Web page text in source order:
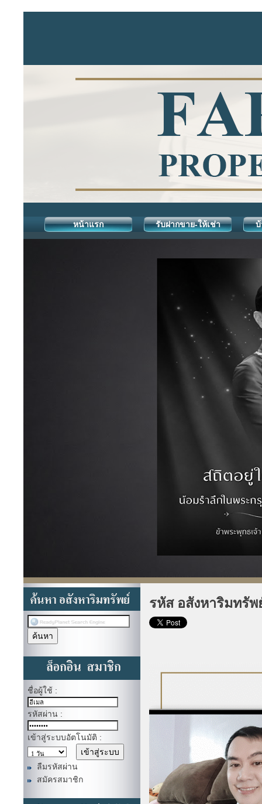
หน้าแรก รับฝากขาย-ให้เช่า บ้
ชื่อผู้ใช้ :
รหัสผ่าน :
เข้าสู่ระบบอัตโนมัติ :
ลืมรหัสผ่าน
สมัครสมาชิก
รหัส อสังหาริมทรัพ